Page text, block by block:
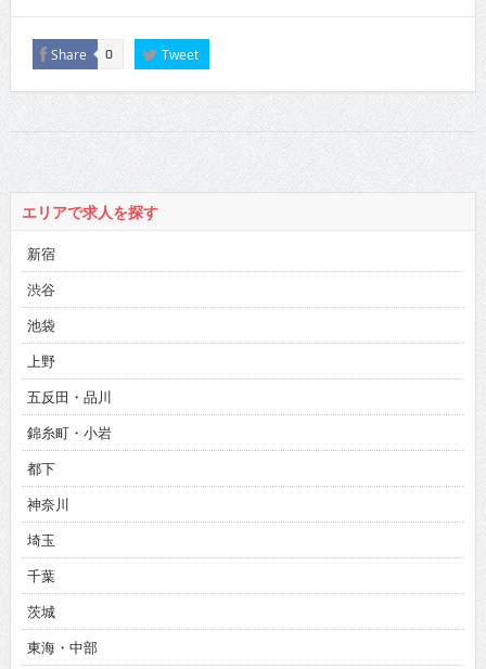
Share 0 Tweet
エリアで求人を探す
新宿
渋谷
池袋
上野
五反田・品川
錦糸町・小岩
都下
神奈川
埼玉
千葉
茨城
東海・中部